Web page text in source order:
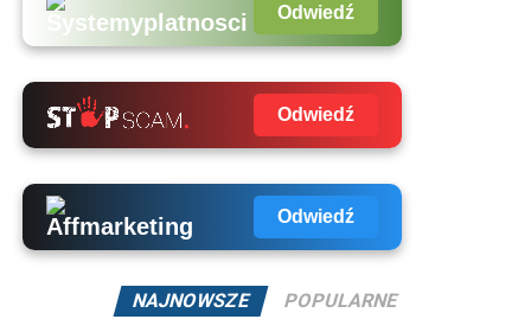
Odwiedź
Odwiedź
Odwiedź
NAJNOWSZE POPULARNE